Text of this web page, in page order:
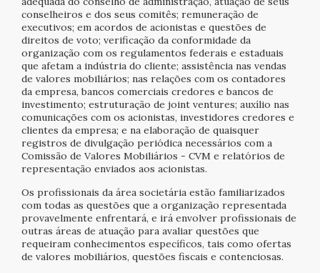
conselheiros e dos seus comitês; remuneração de
executivos; em acordos de acionistas e questões de
direitos de voto; verificação da conformidade da
organização com os regulamentos federais e estaduais
que afetam a indústria do cliente; assistência nas vendas
de valores mobiliários; nas relações com os contadores
da empresa, bancos comerciais credores e bancos de
investimento; estruturação de joint ventures; auxílio nas
comunicações com os acionistas, investidores credores e
clientes da empresa; e na elaboração de quaisquer
registros de divulgação periódica necessários com a
Comissão de Valores Mobiliários - CVM e relatórios de
representação enviados aos acionistas.
Os profissionais da área societária estão familiarizados
com todas as questões que a organização representada
provavelmente enfrentará, e irá envolver profissionais de
outras áreas de atuação para avaliar questões que
requeiram conhecimentos específicos, tais como ofertas
de valores mobiliários, questões fiscais e contenciosas.